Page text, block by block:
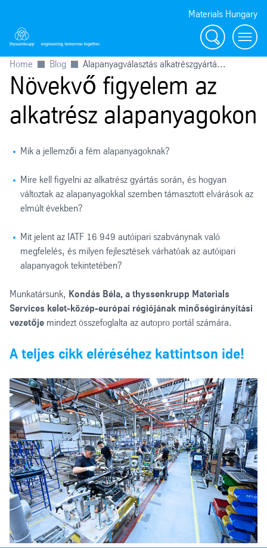
Materials Hungary
Search
Home Blog Alapanyagválasztás alkatrészgyártá...
Növekvő figyelem az
alkatrész alapanyagokon
Mik a jellemzői a fém alapanyagoknak?
Mire kell figyelni az alkatrész gyártás során, és hogyan
változtak az alapanyagokkal szemben támasztott elvárások az
elmúlt években?
Mit jelent az IATF 16 949 autóipari szabványnak való
megfelelés, és milyen fejlesztések várhatóak az autóipari
alapanyagok tekintetében?
Munkatársunk, Kondás Béla, a thyssenkrupp Materials
Services kelet-közép-európai régiójának minőségirányítási
vezetője mindezt összefoglalta az autopro portál számára.
A teljes cikk eléréséhez kattintson ide!